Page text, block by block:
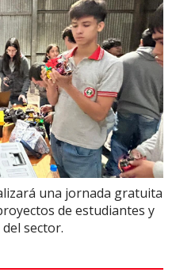
una jornada gratuita
de estudiantes y
sector.